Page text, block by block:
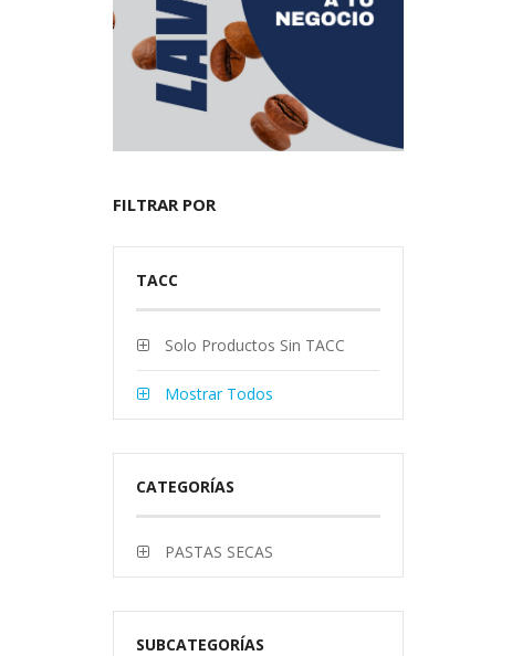
FILTRAR POR
TACC
Solo Productos Sin TACC
Mostrar Todos
CATEGORÍAS
PASTAS SECAS
SUBCATEGORÍAS